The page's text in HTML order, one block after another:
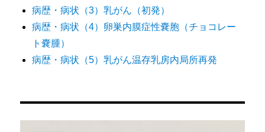
す
る
よ
う
に
な
経
送
り
病歴・病状（3）乳がん（初発）
病歴・病状（4）卵巣内膜症性嚢胞（チョコレー
ト嚢腫）
病歴・病状（5）乳がん温存乳房内局所再発